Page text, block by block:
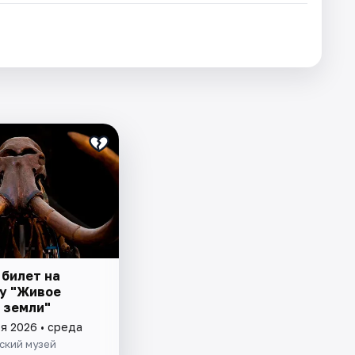
на
"Живое
земли"
2026 • среда
музей